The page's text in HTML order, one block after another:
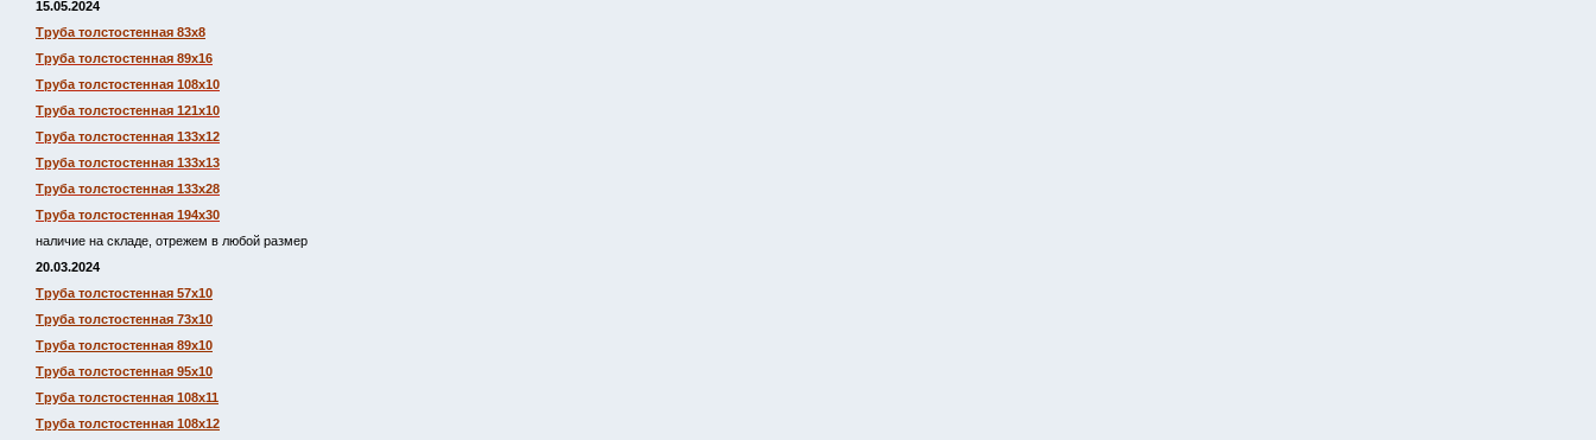
15.05.2024
Труба толстостенная 83х8
Труба толстостенная 89х16
Труба толстостенная 108х10
Труба толстостенная 121х10
Труба толстостенная 133х12
Труба толстостенная 133х13
Труба толстостенная 133х28
Труба толстостенная 194х30
наличие на складе, отрежем в любой размер
20.03.2024
Труба толстостенная 57х10
Труба толстостенная 73х10
Труба толстостенная 89х10
Труба толстостенная 95х10
Труба толстостенная 108х11
Труба толстостенная 108х12